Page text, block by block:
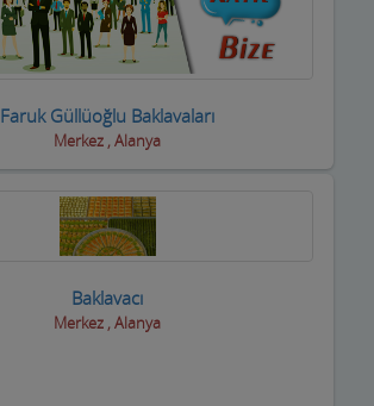
Faruk Güllüoğlu Baklavaları
Merkez , Alanya
Baklavacı
Merkez , Alanya